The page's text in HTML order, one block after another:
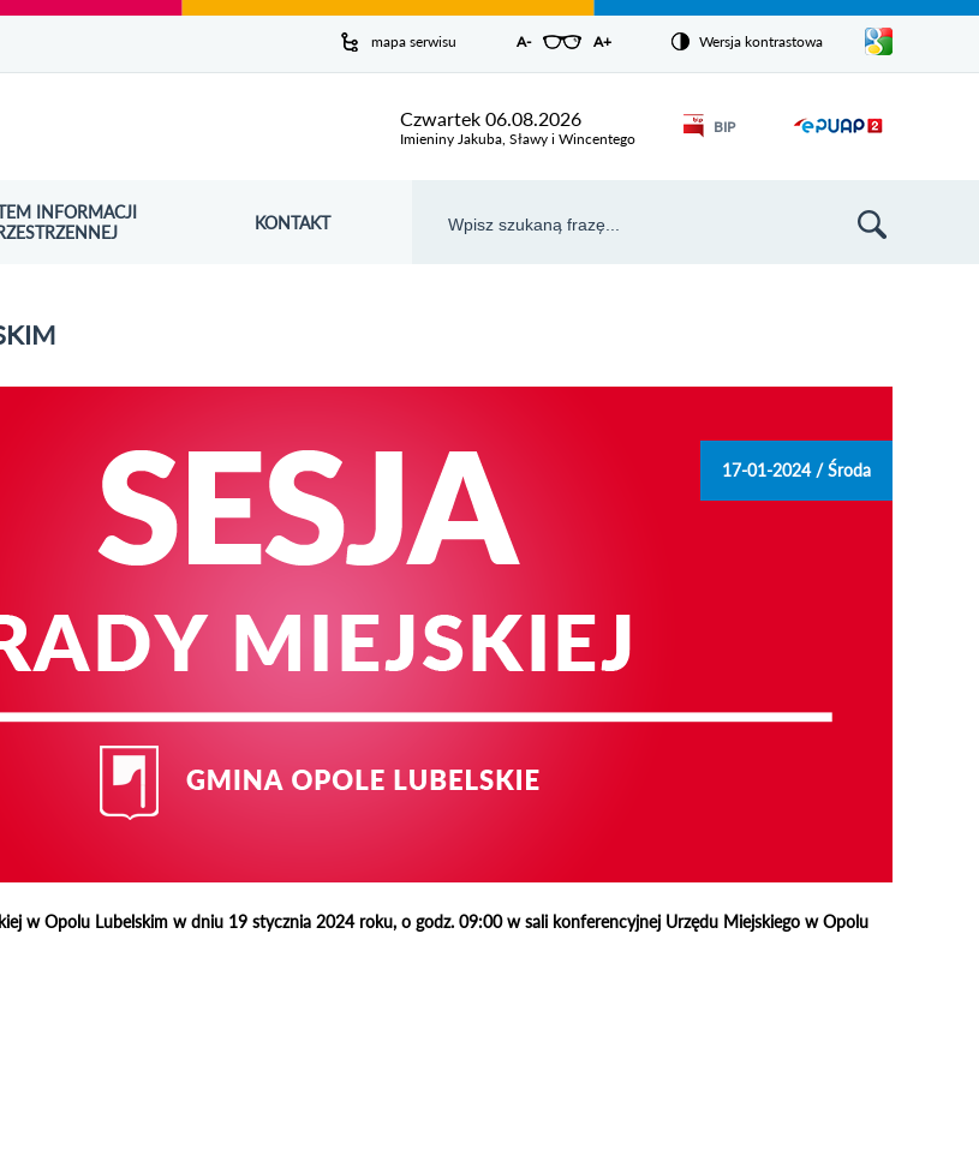
mapa serwisu A-pomniejsz czcionkę
Zresetuj czcionkę
A+ powiększ czcionkęWersja kontrastowa
Pokaż/ukryj
listę
języków
Czwartek 06.08.2026
Imieniny Jakuba, Sławy i Wincentego
BIPOdnośnik
INFORMACJI
SIĘ W NOWYM OKNIE KONTAKT
17-01-2024 / Środa
w Opolu Lubelskim w dniu 19 stycznia 2024 roku, o godz. 09:00 w sali konferencyjnej Urzędu Miejskiego w Opolu